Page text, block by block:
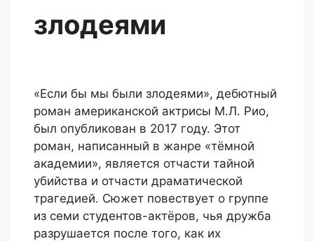
злодеями
«Если бы мы были злодеями», дебютный
роман американской актрисы М.Л. Рио,
был опубликован в 2017 году. Этот
роман, написанный в жанре «тёмной
академии», является отчасти тайной
убийства и отчасти драматической
трагедией. Сюжет повествует о группе
из семи студентов-актёров, чья дружба
разрушается после того, как их